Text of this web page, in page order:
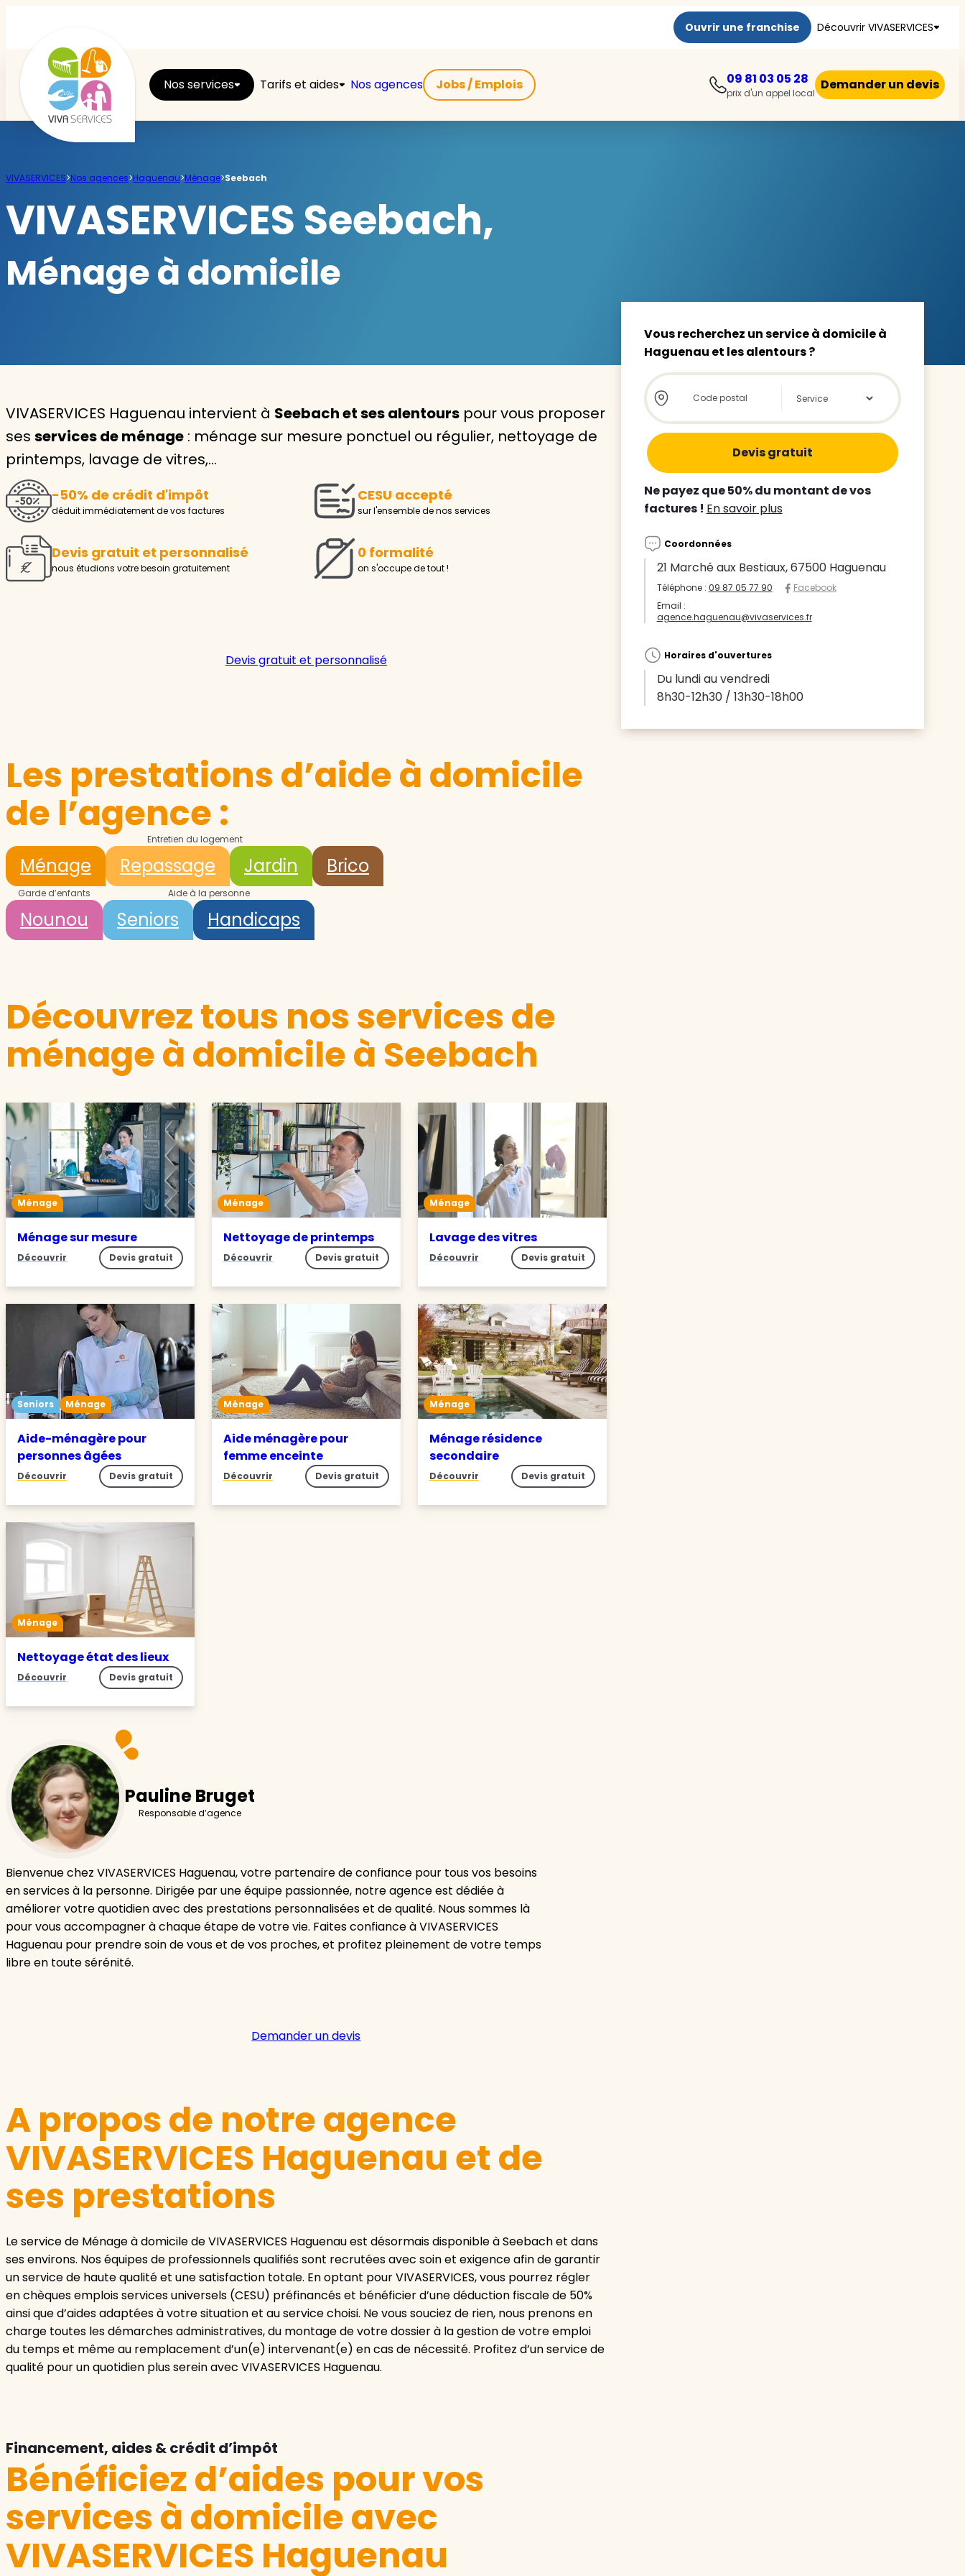
Ouvrir une franchise Découvrir VIVASERVICES
Nos services Tarifs et aides Nos agences Jobs / Emplois 09 81 03 05 28
prix d'un appel local
Demander un devis
Repassage
Jardin
Aide à la personne
Seniors
Handicaps
Voir tous les services
Avec VIVASERVICES, trouvez le
service à domicile qui vous
Pour l’entretien de votre logement, la garde de votre enfant
ou l’accompagnement d’un parent, nos intervenants à
Demander un devis gratuit
Trouver mon agence
VIVASERVICES>Nos agences>Haguenau>Ménage>Seebach
VIVASERVICES Seebach,
Ménage à domicile
VIVASERVICES Haguenau intervient à Seebach et ses alentours pour vous proposer
ses services de ménage : ménage sur mesure ponctuel ou régulier, nettoyage de
printemps, lavage de vitres,…
-50% de crédit d'impôt
déduit immédiatement de vos factures
CESU accepté
sur l'ensemble de nos services
Devis gratuit et personnalisé
nous étudions votre besoin gratuitement
0 formalité
on s'occupe de tout !
Devis gratuit et personnalisé
Les prestations d’aide à domicile
de l’agence :
Entretien du logement
Ménage Repassage Jardin Brico
Garde d’enfants
Nounou
Aide à la personne
Seniors Handicaps
Découvrez tous nos services de
ménage à domicile à Seebach
Ménage
Ménage sur mesure
Découvrir Devis gratuit
Ménage
Nettoyage de printemps
Découvrir Devis gratuit
Ménage
Lavage des vitres
Découvrir Devis gratuit
Seniors Ménage
Aide-ménagère pour
personnes âgées
Découvrir Devis gratuit
Ménage
Aide ménagère pour
femme enceinte
Découvrir Devis gratuit
Ménage
Ménage résidence
secondaire
Découvrir Devis gratuit
Ménage
Nettoyage état des lieux
Découvrir Devis gratuit
Pauline Bruget
Responsable d’agence
Bienvenue chez VIVASERVICES Haguenau, votre partenaire de confiance pour tous vos besoins
en services à la personne. Dirigée par une équipe passionnée, notre agence est dédiée à
améliorer votre quotidien avec des prestations personnalisées et de qualité. Nous sommes là
pour vous accompagner à chaque étape de votre vie. Faites confiance à VIVASERVICES
Haguenau pour prendre soin de vous et de vos proches, et profitez pleinement de votre temps
libre en toute sérénité.
Demander un devis
A propos de notre agence
VIVASERVICES Haguenau et de
ses prestations
Le service de Ménage à domicile de VIVASERVICES Haguenau est désormais disponible à Seebach et dans
ses environs. Nos équipes de professionnels qualifiés sont recrutées avec soin et exigence afin de garantir
un service de haute qualité et une satisfaction totale. En optant pour VIVASERVICES, vous pourrez régler
en chèques emplois services universels (CESU) préfinancés et bénéficier d’une déduction fiscale de 50%
ainsi que d’aides adaptées à votre situation et au service choisi. Ne vous souciez de rien, nous prenons en
charge toutes les démarches administratives, du montage de votre dossier à la gestion de votre emploi
du temps et même au remplacement d’un(e) intervenant(e) en cas de nécessité. Profitez d’un service de
qualité pour un quotidien plus serein avec VIVASERVICES Haguenau.
Financement, aides & crédit d’impôt
Bénéficiez d’aides pour vos
services à domicile avec
VIVASERVICES Haguenau
Vous recherchez un service à domicile à
Haguenau et les alentours ?
Store locator global - Autocompletion
Rechercher
Ne payez que 50% du montant de vos
factures ! En savoir plus
Coordonnées
21 Marché aux Bestiaux, 67500 Haguenau
Téléphone : 09 87 05 77 90
Facebook
Email :
agence.haguenau@vivaservices.fr
Horaires d'ouvertures
Du lundi au vendredi
8h30-12h30 / 13h30-18h00